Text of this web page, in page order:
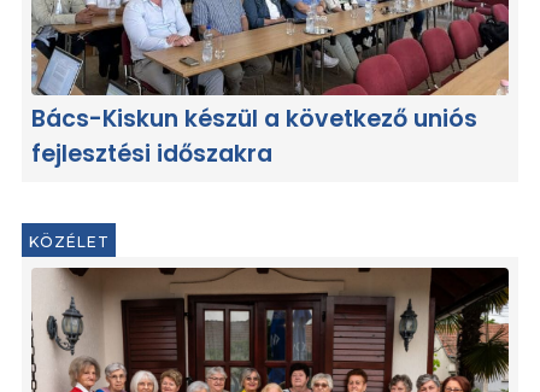
Bács-Kiskun készül a következő uniós
fejlesztési időszakra
KÖZÉLET